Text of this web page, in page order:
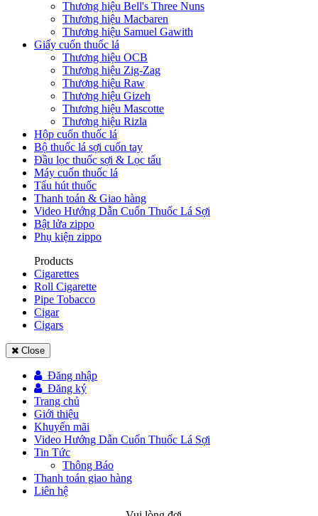
Thương hiệu Bell's Three Nuns
Thương hiệu Macbaren
Thương hiệu Samuel Gawith
Giấy cuốn thuốc lá
Thương hiệu OCB
Thương hiệu Zig-Zag
Thương hiệu Raw
Thương hiệu Gizeh
Thương hiệu Mascotte
Thương hiệu Rizla
Hộp cuốn thuốc lá
Bộ thuốc lá sợi cuốn tay
Đầu lọc thuốc sợi & Lọc tẩu
Máy cuốn thuốc lá
Tẩu hút thuốc
Thanh toán & Giao hàng
Video Hướng Dẫn Cuốn Thuốc Lá Sợi
Bật lửa zippo
Phụ kiện zippo
Products
Cigarettes
Roll Cigarette
Pipe Tobacco
Cigar
Cigars
Close
Đăng nhập
Đăng ký
Trang chủ
Giới thiệu
Khuyến mãi
Video Hướng Dẫn Cuốn Thuốc Lá Sợi
Tin Tức
Thông Báo
Thanh toán giao hàng
Liên hệ